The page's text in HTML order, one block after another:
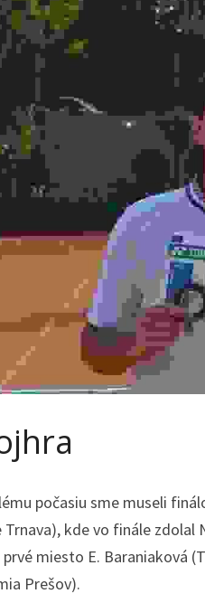
počasiu sme museli
Trnava), kde vo finále zdolal
prvé miesto E. Baraniaková
Prešov).